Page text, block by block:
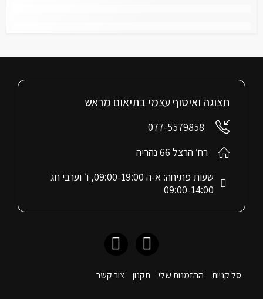
סל קניות ההזמנות שלי תקנון צור קשר
תצוגה ואיסוף עצמי בתיאום מראש
077-5579858
רח׳ הרצל 66 נהריה
שעות פתיחה: א-ה 09:00-19:00, ו׳ וערבי חג
09:00-14:00